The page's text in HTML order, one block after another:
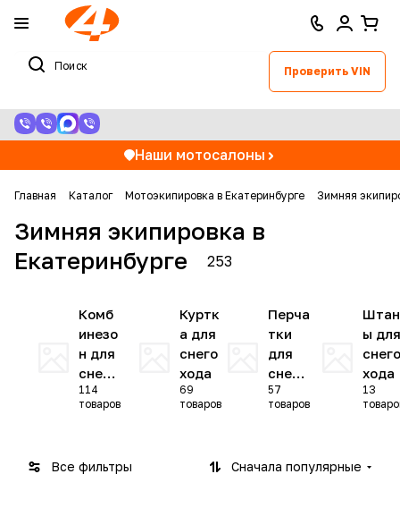
Проверить VIN
Наши мотосалоны
Главная Каталог Мотоэкипировка в Екатеринбурге Зимняя
Зимняя экипировка в
Екатеринбурге
253
Комб
инезо
н для
снего
хода
114
товаров
Куртк
а для
снего
хода
69
товаров
Перча
тки
для
снего
хода
57
товаров
Штан
ы для
снего
хода
13
Все фильтры Сначала популярные